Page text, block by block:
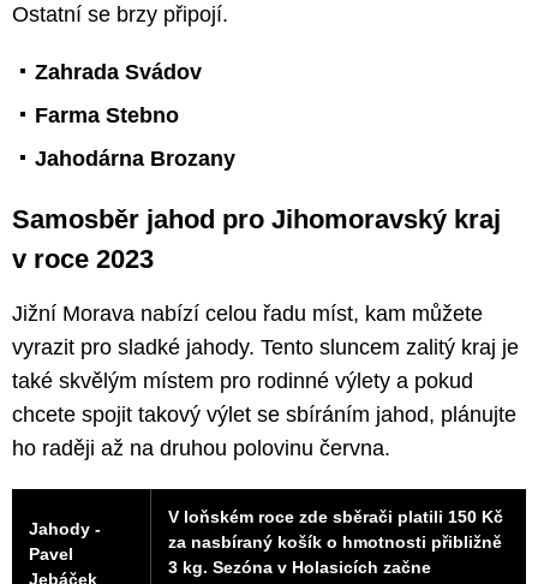
Ostatní se brzy připojí.
Zahrada Svádov
Farma Stebno
Jahodárna Brozany
Samosběr jahod pro Jihomoravský kraj
v roce 2023
Jižní Morava nabízí celou řadu míst, kam můžete
vyrazit pro sladké jahody. Tento sluncem zalitý kraj je
také skvělým místem pro rodinné výlety a pokud
chcete spojit takový výlet se sbíráním jahod, plánujte
ho raději až na druhou polovinu června.
Jahody -
Pavel
Jebáček
V loňském roce zde sběrači platili 150 Kč
za nasbíraný košík o hmotnosti přibližně
3 kg. Sezóna v Holasicích začne